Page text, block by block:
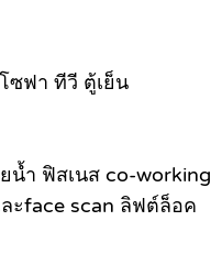
ซฟา ทีวี ตู้เย็น
น้ำ ฟิสเนส co-working
ะface scan ลิฟต์ล็อค